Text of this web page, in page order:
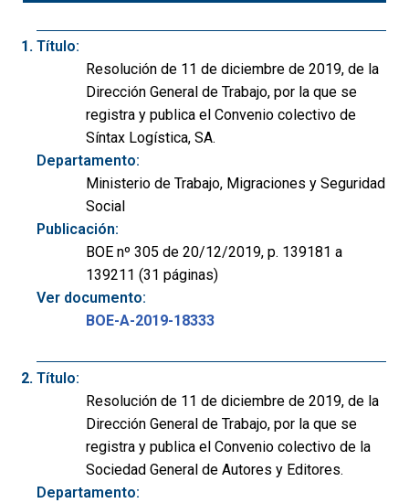
Título:
Resolución de 11 de diciembre de 2019, de la
Dirección General de Trabajo, por la que se
registra y publica el Convenio colectivo de
Síntax Logística, SA.
Departamento:
Ministerio de Trabajo, Migraciones y Seguridad
Social
Publicación:
BOE nº 305 de 20/12/2019, p. 139181 a
139211 (31 páginas)
Ver documento:
BOE-A-2019-18333
Título:
Resolución de 11 de diciembre de 2019, de la
Dirección General de Trabajo, por la que se
registra y publica el Convenio colectivo de la
Sociedad General de Autores y Editores.
Departamento: